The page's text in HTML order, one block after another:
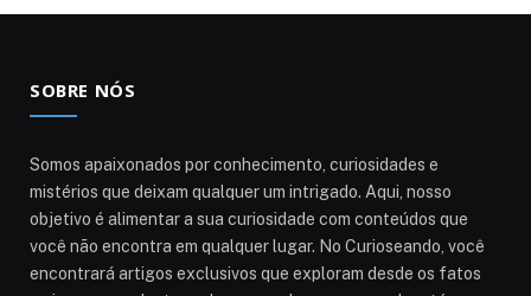
SOBRE NÓS
Somos apaixonados por conhecimento, curiosidades e
mistérios que deixam qualquer um intrigado. Aqui, nosso
objetivo é alimentar a sua curiosidade com conteúdos que
você não encontra em qualquer lugar. No Curioseando, você
encontrará artigos exclusivos que exploram desde os fatos